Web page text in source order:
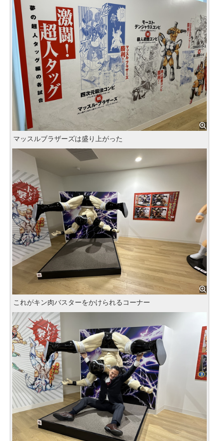
マッスルブラザーズは盛り上がった
これがキン肉バスターをかけられるコーナー